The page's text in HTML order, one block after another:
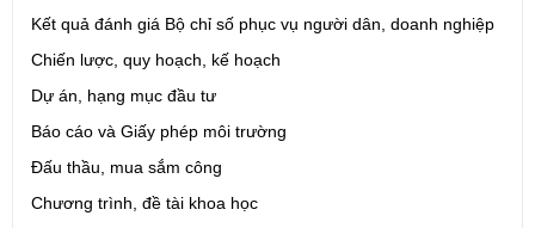
Kết quả đánh giá Bộ chỉ số phục vụ người dân, doanh nghiệp
Chiến lược, quy hoạch, kế hoạch
Dự án, hạng mục đầu tư
Báo cáo và Giấy phép môi trường
Đấu thầu, mua sắm công
Chương trình, đề tài khoa học